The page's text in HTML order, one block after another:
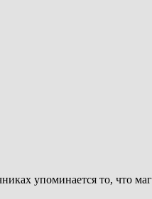
упоминается то, что